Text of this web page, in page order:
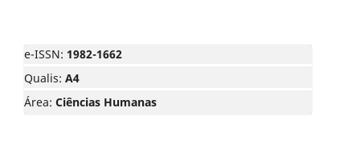
e-ISSN: 1982-1662
Qualis: A4
Área: Ciências Humanas